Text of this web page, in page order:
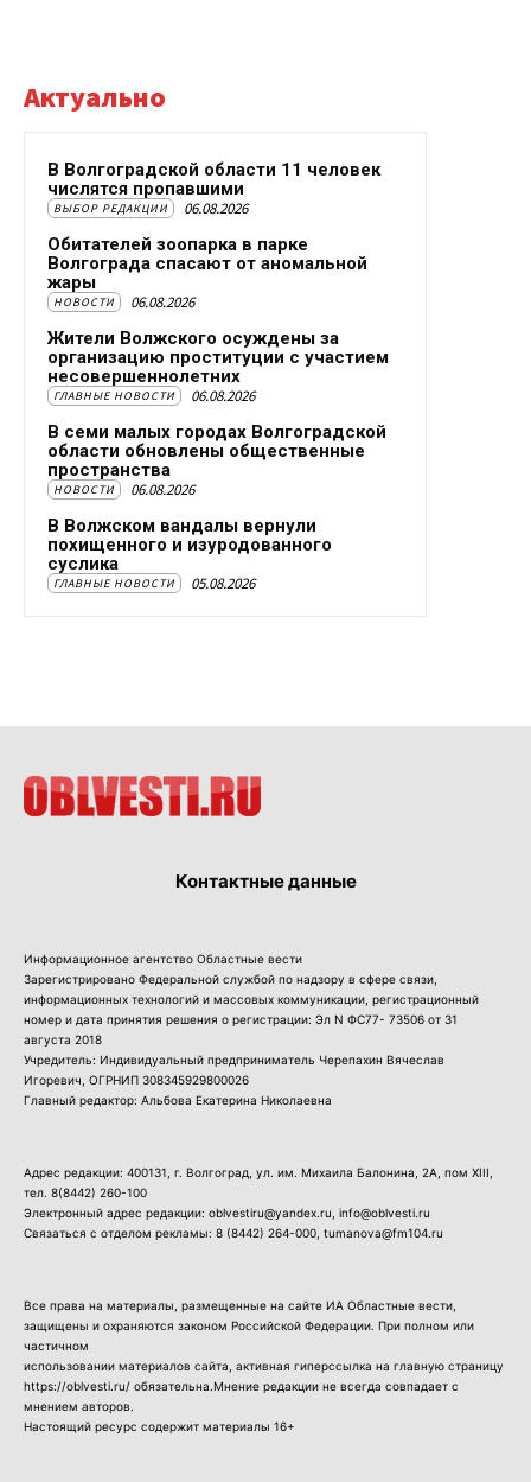
Актуально
В Волгоградской области 11 человек
числятся пропавшими
ВЫБОР РЕДАКЦИИ 06.08.2026
Обитателей зоопарка в парке
Волгограда спасают от аномальной
жары
НОВОСТИ 06.08.2026
Жители Волжского осуждены за
организацию проституции с участием
несовершеннолетних
ГЛАВНЫЕ НОВОСТИ 06.08.2026
В семи малых городах Волгоградской
области обновлены общественные
пространства
НОВОСТИ 06.08.2026
В Волжском вандалы вернули
похищенного и изуродованного
суслика
ГЛАВНЫЕ НОВОСТИ 05.08.2026
Контактные данные
Информационное агентство Областные вести
Зарегистрировано Федеральной службой по надзору в сфере связи,
информационных технологий и массовых коммуникации, регистрационный
номер и дата принятия решения о регистрации: Эл N ФС77- 73506 от 31
августа 2018
Учредитель: Индивидуальный предприниматель Черепахин Вячеслав
Игоревич, ОГРНИП 308345929800026
Главный редактор: Альбова Екатерина Николаевна
Адрес редакции: 400131, г. Волгоград, ул. им. Михаила Балонина, 2А, пом XIII,
тел. 8(8442) 260-100
Электронный адрес редакции: oblvestiru@yandex.ru, info@oblvesti.ru
Связаться с отделом рекламы: 8 (8442) 264-000 , tumanova@fm104.ru
Все права на материалы, размещенные на сайте ИА Областные вести,
защищены и охраняются законом Российской Федерации. При полном или
частичном
использовании материалов сайта, активная гиперссылка на главную страницу
https://oblvesti.ru/ обязательна.Мнение редакции не всегда совпадает с
мнением авторов.
Настоящий ресурс содержит материалы 16+